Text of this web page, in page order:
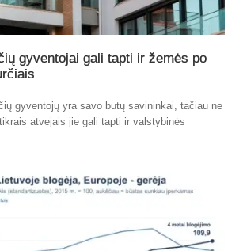
gyventojai gali tapti ir žemės po
gyventojų yra savo butų savininkai, tačiau ne
atvejais jie gali tapti ir valstybinės